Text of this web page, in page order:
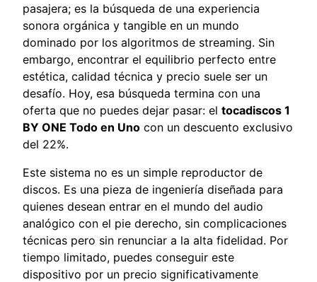
pasajera; es la búsqueda de una experiencia
sonora orgánica y tangible en un mundo
dominado por los algoritmos de streaming. Sin
embargo, encontrar el equilibrio perfecto entre
estética, calidad técnica y precio suele ser un
desafío. Hoy, esa búsqueda termina con una
oferta que no puedes dejar pasar: el tocadiscos 1
BY ONE Todo en Uno con un descuento exclusivo
del 22%.
Este sistema no es un simple reproductor de
discos. Es una pieza de ingeniería diseñada para
quienes desean entrar en el mundo del audio
analógico con el pie derecho, sin complicaciones
técnicas pero sin renunciar a la alta fidelidad. Por
tiempo limitado, puedes conseguir este
dispositivo por un precio significativamente